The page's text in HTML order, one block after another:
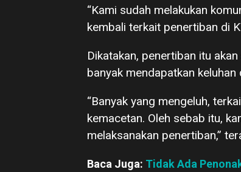
“Kami sudah melakukan
kembali terkait penertiban di
Dikatakan, penertiban itu
banyak mendapatkan
“Banyak yang mengeluh,
kemacetan. Oleh sebab itu,
melaksanakan penertiban,”
Baca Juga: Tidak Ada